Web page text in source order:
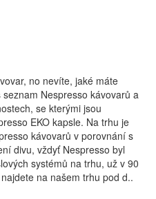
no nevíte, jaké máte
Nespresso kávovarů a
se kterými jsou
EKO kapsle. Na trhu je
kávovarů v porovnání s
divu, vždyť Nespresso byl
systémů na trhu, už v 90
na našem trhu pod d..